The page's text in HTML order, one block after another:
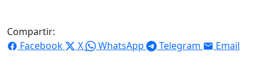
Compartir:
Facebook
X WhatsApp Telegram Email